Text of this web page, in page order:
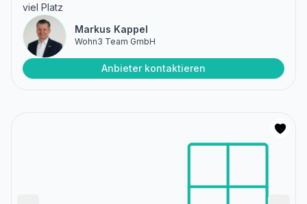
viel Platz
Markus Kappel
Wohn3 Team GmbH
Anbieter kontaktieren